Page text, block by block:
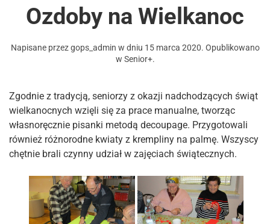
Ozdoby na Wielkanoc
Napisane przezgops_admin w dniu 15 marca 2020. Opublikowano
w Senior+.
Zgodnie z tradycją, seniorzy z okazji nadchodzących świąt
wielkanocnych wzięli się za prace manualne, tworząc
własnoręcznie pisanki metodą decoupage. Przygotowali
również różnorodne kwiaty z krempliny na palmę. Wszyscy
chętnie brali czynny udział w zajęciach świątecznych.